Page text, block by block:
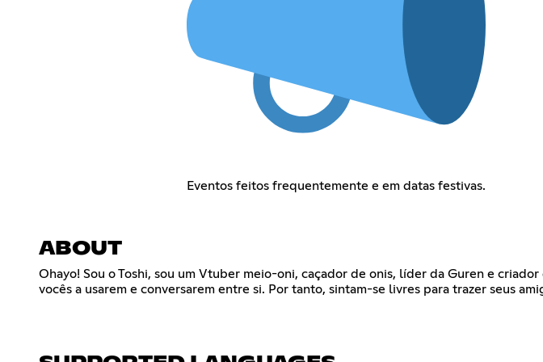
Eventos feitos frequentemente e em datas festivas.
ABOUT
Ohayo! Sou o Toshi, sou um Vtuber meio-oni, caçador de onis, líder da Guren e
vocês a usarem e conversarem entre si. Por tanto, sintam-se livres para trazer seus